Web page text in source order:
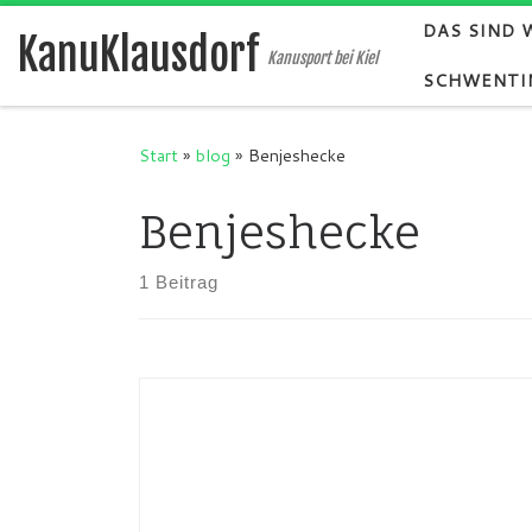
Zum Inhalt springen
KanuKlausdorf Kanusport bei Kiel
DAS SIND
Start» blog » Benjeshecke
Benjeshecke
1 Beitrag